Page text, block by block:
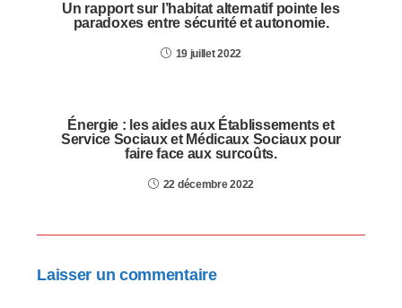
Un rapport sur l’habitat alternatif pointe les
paradoxes entre sécurité et autonomie.
19 juillet 2022
Énergie : les aides aux Établissements et
Service Sociaux et Médicaux Sociaux pour
faire face aux surcoûts.
22 décembre 2022
Laisser un commentaire